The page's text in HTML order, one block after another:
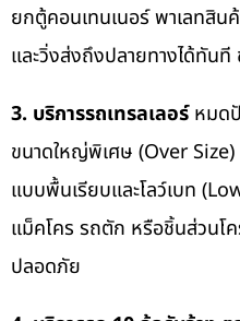
ยกตู้คอนเทนเนอร์ พาเลทสิน
และวิ่งส่งถึงปลายทางได้ทัน
3. บริการรถเทรลเลอร์หมดปั
ขนาดใหญ่พิเศษ (Over Size)
แบบพื้นเรียบและโลว์เบท
แม็คโคร รถตัก หรือชิ้นส่วนโ
ปลอดภัย